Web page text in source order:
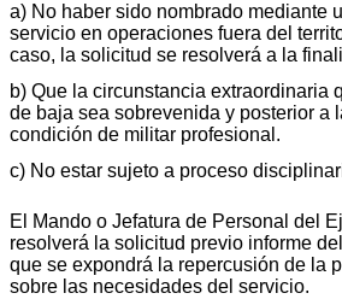
a) No haber sido nombrado mediante
servicio en operaciones fuera del
caso, la solicitud se resolverá a la
b) Que la circunstancia extraordinaria
de baja sea sobrevenida y posterior a
condición de militar profesional.
c) No estar sujeto a proceso
El Mando o Jefatura de Personal del
resolverá la solicitud previo informe
que se expondrá la repercusión de la
sobre las necesidades del servicio.